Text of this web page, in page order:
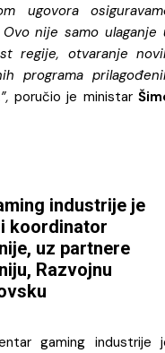
ugovora
nije samo ulaganje
regije, otvaranje
programa
poručio je ministar
industrije je
koordinator
uz partnere
Razvojnu
gaming industrije